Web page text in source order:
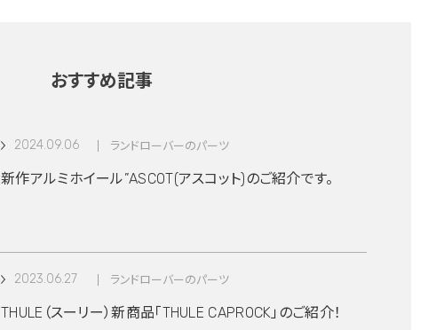
おすすめ記事
2024.09.06 ランドローバーのパーツ
新作アルミホイール”ASCOT(アスコット)のご紹介です。
2023.06.27 ランドローバーのパーツ
THULE（スーリー）新商品「THULE CAPROCK」のご紹介！